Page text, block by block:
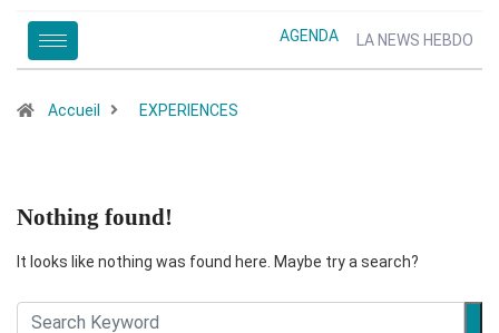
AGENDA LA NEWS HEBDO
Accueil EXPERIENCES
Nothing found!
It looks like nothing was found here. Maybe try a search?